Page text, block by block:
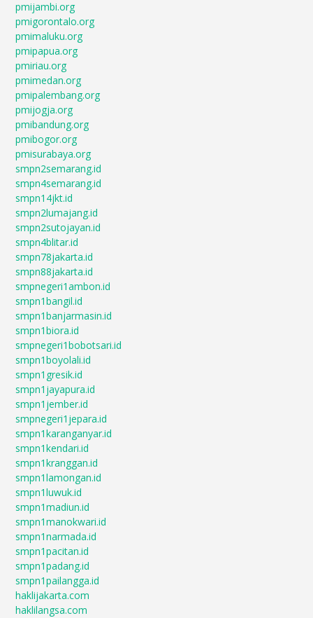
pmijambi.org
pmigorontalo.org
pmimaluku.org
pmipapua.org
pmiriau.org
pmimedan.org
pmipalembang.org
pmijogja.org
pmibandung.org
pmibogor.org
pmisurabaya.org
smpn2semarang.id
smpn4semarang.id
smpn14jkt.id
smpn2lumajang.id
smpn2sutojayan.id
smpn4blitar.id
smpn78jakarta.id
smpn88jakarta.id
smpnegeri1ambon.id
smpn1bangil.id
smpn1banjarmasin.id
smpn1biora.id
smpnegeri1bobotsari.id
smpn1boyolali.id
smpn1gresik.id
smpn1jayapura.id
smpn1jember.id
smpnegeri1jepara.id
smpn1karanganyar.id
smpn1kendari.id
smpn1kranggan.id
smpn1lamongan.id
smpn1luwuk.id
smpn1madiun.id
smpn1manokwari.id
smpn1narmada.id
smpn1pacitan.id
smpn1padang.id
smpn1pailangga.id
haklijakarta.com
haklilangsa.com